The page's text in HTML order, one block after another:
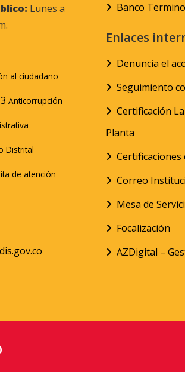
Lunes a
al ciudadano
Anticorrupción
Distrital
de atención
Banco
Enlaces
Denuncia el
Seguimiento
Certificación
Planta
Correo
Mesa de
Focalización
AZDigital –